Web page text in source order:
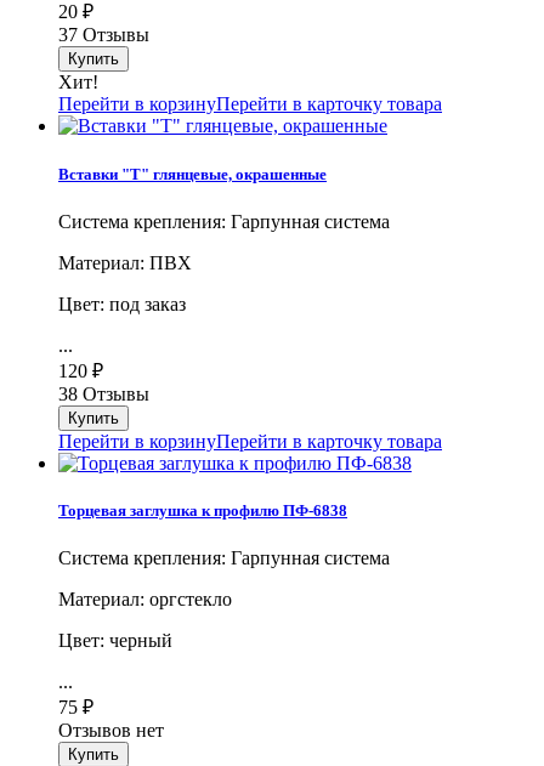
20 ₽
37 Отзывы
Хит!
Перейти в корзинуПерейти в карточку товара
Вставки "Т" глянцевые, окрашенные
Система крепления: Гарпунная система
Материал: ПВХ
Цвет: под заказ
...
120 ₽
38 Отзывы
Перейти в корзинуПерейти в карточку товара
Торцевая заглушка к профилю ПФ-6838
Система крепления: Гарпунная система
Материал: оргстекло
Цвет: черный
...
75 ₽
Отзывов нет